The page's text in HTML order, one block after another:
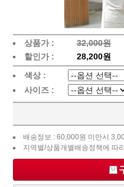
상품가 :
32,000원
할인가 :
28,200원
색상 :
사이즈 :
배송정보 : 60,000원 미만시
지역별/상품개별배송정책에 따